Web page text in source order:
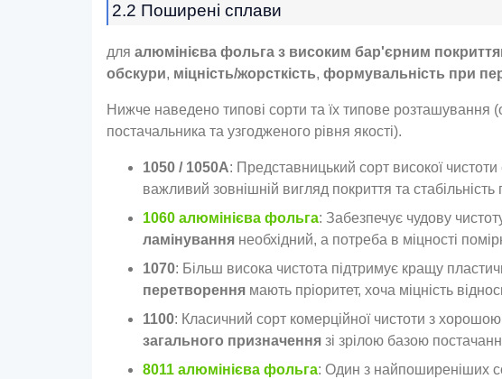
2.2 Поширені сплави
для алюмінієва фольга з високим бар'єрним
обскури, міцність/жорсткість, формувальність при
Нижче наведено типові сорти та їх типове розташування
постачальника та узгодженого рівня якості).
1050 / 1050А: Представницький сорт високої чистоти
важливий зовнішній вигляд покриття та
1060 алюмінієва фольга: Забезпечує чудову
ламінування необхідний, а потреба в міцності
1070: Більш висока чистота підтримує кращу
перетворення мають пріоритет, хоча міцність
1100: Класичний сорт комерційної чистоти з
загального призначення зі зрілою базою
8011 алюмінієва фольга: Один з найпоширеніших